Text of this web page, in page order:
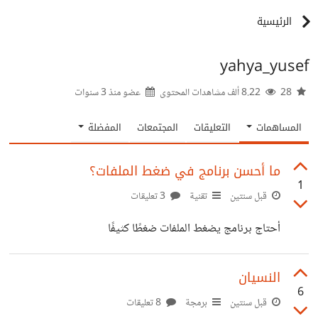
الرئيسية
yahya_yusef
عضو منذ3 سنوات
المساهمات التعليقات المجتمعات المفضلة
1
ما أحسن برنامج في ضغط الملفات؟
قبل سنتين تقنية
أحتاج برنامج يضغط الملفات ضغطًا كثيفًا
6
النسيان
قبل سنتين برمجة